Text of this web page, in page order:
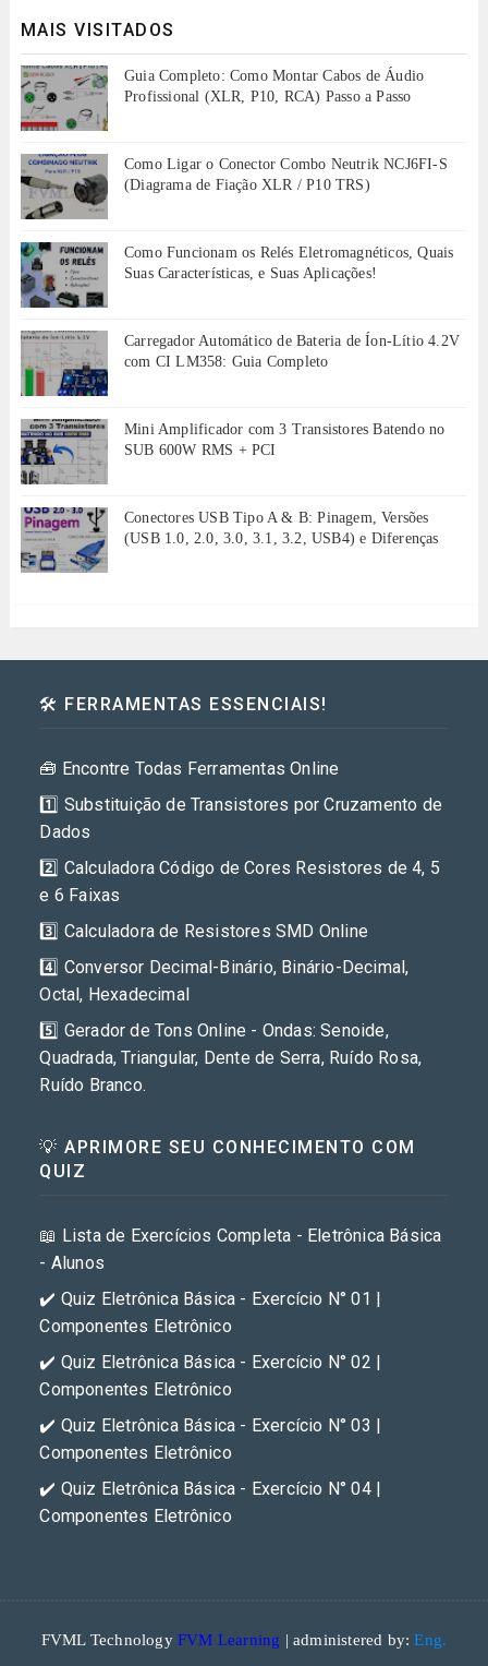
MAIS VISITADOS
Guia Completo: Como Montar Cabos de Áudio
Profissional (XLR, P10, RCA) Passo a Passo
Como Ligar o Conector Combo Neutrik NCJ6FI-S
(Diagrama de Fiação XLR / P10 TRS)
Como Funcionam os Relés Eletromagnéticos, Quais
Suas Características, e Suas Aplicações!
Carregador Automático de Bateria de Íon-Lítio 4.2V
com CI LM358: Guia Completo
Mini Amplificador com 3 Transistores Batendo no
SUB 600W RMS + PCI
Conectores USB Tipo A & B: Pinagem, Versões
(USB 1.0, 2.0, 3.0, 3.1, 3.2, USB4) e Diferenças
🛠️ FERRAMENTAS ESSENCIAIS!
🧰 Encontre Todas Ferramentas Online
1️⃣ Substituição de Transistores por Cruzamento de
Dados
2️⃣ Calculadora Código de Cores Resistores de 4, 5
e 6 Faixas
3️⃣ Calculadora de Resistores SMD Online
4️⃣ Conversor Decimal-Binário, Binário-Decimal,
Octal, Hexadecimal
5️⃣ Gerador de Tons Online - Ondas: Senoide,
Quadrada, Triangular, Dente de Serra, Ruído Rosa,
Ruído Branco.
💡 APRIMORE SEU CONHECIMENTO COM
QUIZ
📖 Lista de Exercícios Completa - Eletrônica Básica
- Alunos
✔️ Quiz Eletrônica Básica - Exercício N° 01 |
Componentes Eletrônico
✔️ Quiz Eletrônica Básica - Exercício N° 02 |
Componentes Eletrônico
✔️ Quiz Eletrônica Básica - Exercício N° 03 |
Componentes Eletrônico
✔️ Quiz Eletrônica Básica - Exercício N° 04 |
Componentes Eletrônico
FVML Technology FVM Learning | administered by:Eng.